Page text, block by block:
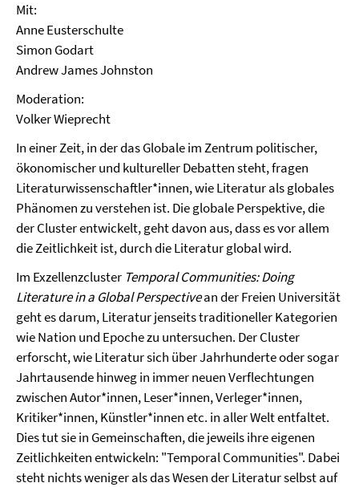
Mit:
Anne Eusterschulte
Simon Godart
Andrew James Johnston
Moderation:
Volker Wieprecht
In einer Zeit, in der das Globale im Zentrum politischer,
ökonomischer und kultureller Debatten steht, fragen
Literaturwissenschaftler*innen, wie Literatur als globales
Phänomen zu verstehen ist. Die globale Perspektive, die
der Cluster entwickelt, geht davon aus, dass es vor allem
die Zeitlichkeit ist, durch die Literatur global wird.
Im Exzellenzcluster Temporal Communities: Doing
Literature in a Global Perspectivean der Freien Universität
geht es darum, Literatur jenseits traditioneller Kategorien
wie Nation und Epoche zu untersuchen. Der Cluster
erforscht, wie Literatur sich über Jahrhunderte oder sogar
Jahrtausende hinweg in immer neuen Verflechtungen
zwischen Autor*innen, Leser*innen, Verleger*innen,
Kritiker*innen, Künstler*innen etc. in aller Welt entfaltet.
Dies tut sie in Gemeinschaften, die jeweils ihre eigenen
Zeitlichkeiten entwickeln: "Temporal Communities". Dabei
steht nichts weniger als das Wesen der Literatur selbst auf